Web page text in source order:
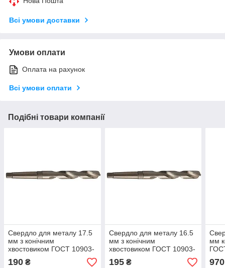
Всі умови доставки
Умови оплати
Оплата на рахунок
Всі умови оплати
Подібні товари компанії
Свердло для металу 17.5
мм з конічним
хвостовиком ГОСТ 10903-
77
190 ₴
Свердло для металу 16.5
мм з конічним
хвостовиком ГОСТ 10903-
77
195₴
мм
970